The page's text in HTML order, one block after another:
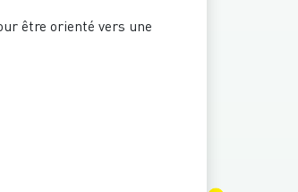
être orienté vers une